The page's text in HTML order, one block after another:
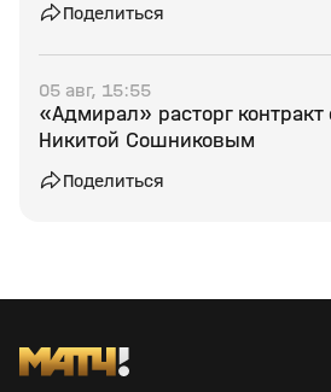
Поделиться
05 авг, 15:55
«Адмирал» расторг
Никитой Сошниковым
Поделиться